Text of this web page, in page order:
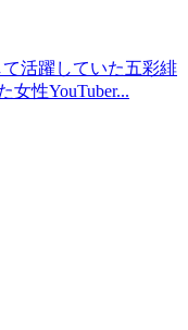
活躍していた五彩緋
性YouTuber...